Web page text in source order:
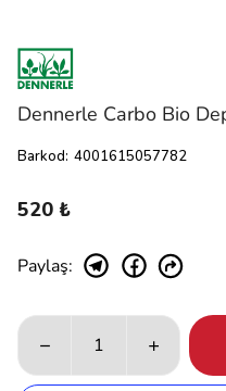
Dennerle Carbo Bio
Barkod: 4001615057782
520 ₺
Paylaş: